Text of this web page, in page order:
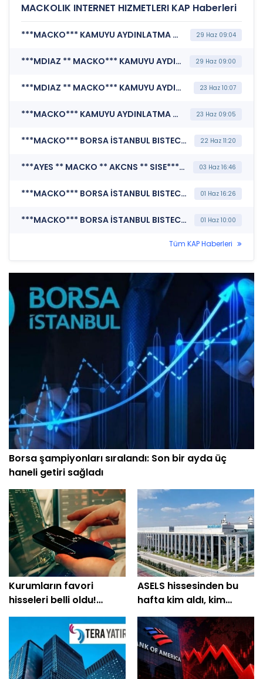
MACKOLIK INTERNET HIZMETLERI KAP Haberleri
***MACKO*** KAMUYU AYDINLATMA PLATFORMU (Pay Alım Satım Bildirimi) 29 Haz 09:04
***MDIAZ ** MACKO*** KAMUYU AYDINLATMA PLATFORMU (Pay Alım Satım Bildirimi) 29 Haz 09:00
***MDIAZ ** MACKO*** KAMUYU AYDINLATMA PLATFORMU (Pay Alım Satım Bildirimi) 23 Haz 10:07
***MACKO*** KAMUYU AYDINLATMA PLATFORMU (Pay Alım Satım Bildirimi) 23 Haz 09:05
***MACKO*** BORSA İSTANBUL BISTECH DEVRE KESİCİ UYGULAMASI (Pay Bazında Devre Kesici Bildirimi) 22 Haz 11:20
***AYES ** MACKO ** AKCNS ** SISE*** MERKEZİ KAYIT KURULUŞU A.Ş. (Pay Mali Hak Kullanım İşlemi - Nakit Ödeme) 03 Haz 16:46
***MACKO*** BORSA İSTANBUL BISTECH DEVRE KESİCİ UYGULAMASI (Pay Bazında Devre Kesici Bildirimi) 01 Haz 16:26
***MACKO*** BORSA İSTANBUL BISTECH DEVRE KESİCİ UYGULAMASI (Pay Bazında Devre Kesici Bildirimi) 01 Haz 10:00
Tüm KAP Haberleri
Borsa şampiyonları sıralandı: Son bir ayda üç
haneli getiri sağladı
Kurumların favori
hisseleri belli oldu!
Yüzde 200'e yakın getiri
ASELS hissesinden bu
hafta kim aldı, kim
sattı?